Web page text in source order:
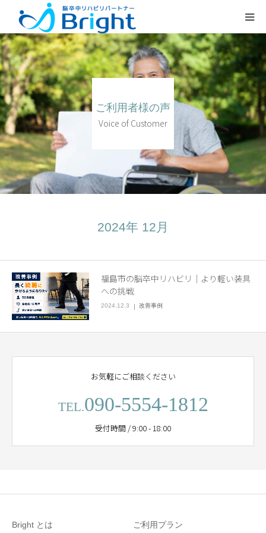
ご利用者様の声
Voice of Customer
2024年 12月
福島市の脳卒中リハビリ｜より軽い装具
への挑戦
2024.12.3 改善事例
お気軽にご相談ください
TEL.090-5554-1812
受付時間 / 9:00 - 18:00
Bright とは ご利用プラン
Brightとは
ご利用プラン
医療従事者の方
疾患別ページ
よくある質問